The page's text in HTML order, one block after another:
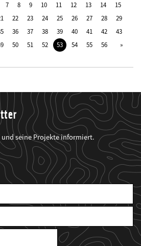
7 8 9 10 11 12 13 14
15
22 23 24 25 26 27 28
29
36 37 38 39 40 41 42
43
50 51 52 53 54 55 56
und seine Projekte informiert.